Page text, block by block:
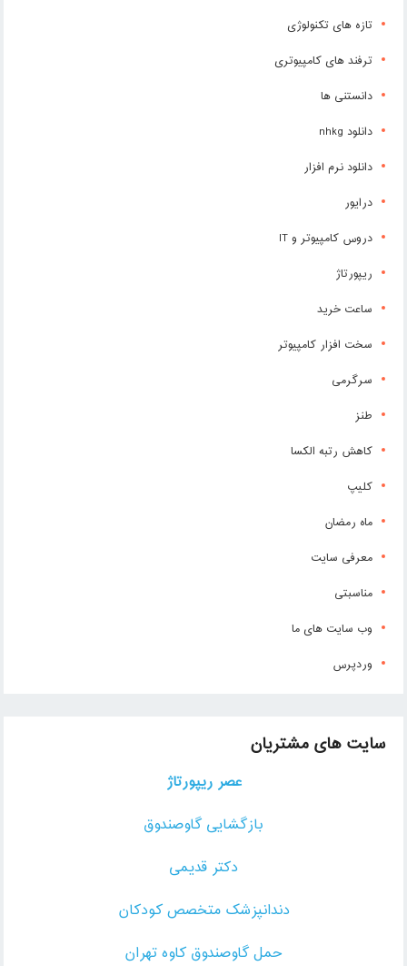
تازه های تکنولوژی
ترفند های کامپیوتری
دانستنی ها
دانلود nhkg
دانلود نرم افزار
درایور
دروس کامپیوتر و IT
ریپورتاژ
ساعت خرید
سخت افزار کامپیوتر
سرگرمی
طنز
کاهش رتبه الکسا
کلیپ
ماه رمضان
معرفی سایت
مناسبتی
وب سایت های ما
وردپرس
سایت های مشتریان
عصر ریپورتاژ
بازگشایی گاوصندوق
دکتر قدیمی
دندانپزشک متخصص کودکان
حمل گاوصندوق کاوه تهران